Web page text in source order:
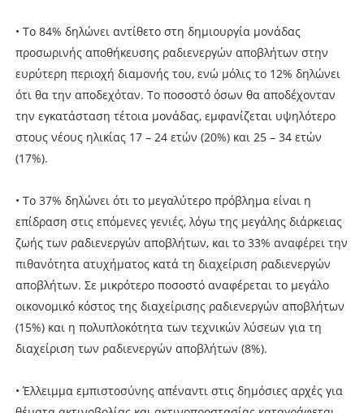
• Το 84% δηλώνει αντίθετο στη δημιουργία μονάδας
προσωρινής αποθήκευσης ραδιενεργών αποβλήτων στην
ευρύτερη περιοχή διαμονής του, ενώ μόλις το 12% δηλώνει
ότι θα την αποδεχόταν. Το ποσοστό όσων θα αποδέχονταν
την εγκατάσταση τέτοια μονάδας, εμφανίζεται υψηλότερο
στους νέους ηλικίας 17 – 24 ετών (20%) και 25 – 34 ετών
(17%).
• Tο 37% δηλώνει ότι το μεγαλύτερο πρόβλημα είναι η
επίδραση στις επόμενες γενιές, λόγω της μεγάλης διάρκειας
ζωής των ραδιενεργών αποβλήτων, και το 33% αναφέρει την
πιθανότητα ατυχήματος κατά τη διαχείριση ραδιενεργών
αποβλήτων. Σε μικρότερο ποσοστό αναφέρεται το μεγάλο
οικονομικό κόστος της διαχείρισης ραδιενεργών αποβλήτων
(15%) και η πολυπλοκότητα των τεχνικών λύσεων για τη
διαχείριση των ραδιενεργών αποβλήτων (8%).
• Έλλειμμα εμπιστοσύνης απέναντι στις δημόσιες αρχές για